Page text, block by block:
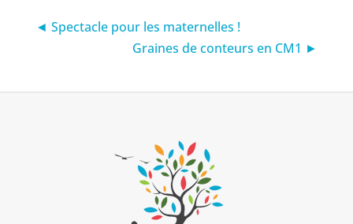
◄ Spectacle pour les maternelles !
Graines de conteurs en CM1 ►